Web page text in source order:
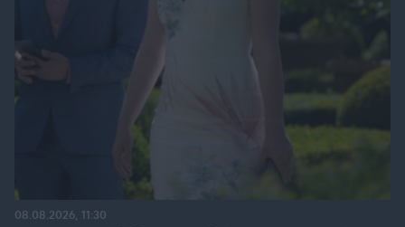
08.08.2026, 11:30